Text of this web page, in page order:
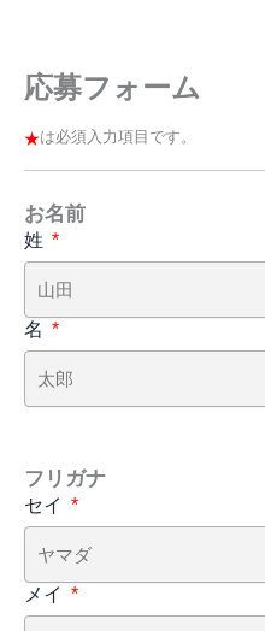
は必須入力項目です。
応募フォーム
お名前
姓
名
フリガナ
セイ
メイ